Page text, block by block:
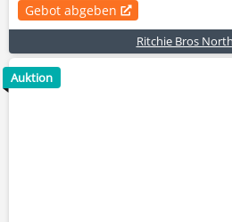
Gebot abgeben
Ritchie Bros
Auktion